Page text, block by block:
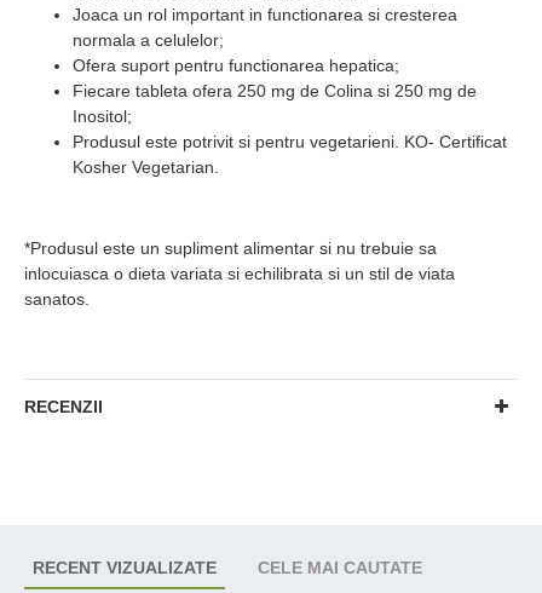
Joaca un rol important in functionarea si cresterea
normala a celulelor;
Ofera suport pentru functionarea hepatica;
Fiecare tableta ofera 250 mg de Colina si 250 mg de
Inositol;
Produsul este potrivit si pentru vegetarieni. KO- Certificat
Kosher Vegetarian.
*Produsul este un supliment alimentar si nu trebuie sa
inlocuiasca o dieta variata si echilibrata si un stil de viata
sanatos.
RECENZII
RECENT VIZUALIZATE CELE MAI CAUTATE